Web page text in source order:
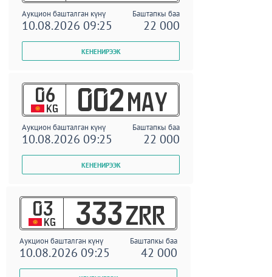
Аукцион башталган күнү Баштапкы баа
10.08.2026 09:25 22 000
06
KG 002 MAY
Аукцион башталган күнү Баштапкы баа
10.08.2026 09:25 22 000
03
KG 333 ZRR
Аукцион башталган күнү Баштапкы баа
10.08.2026 09:25 42 000